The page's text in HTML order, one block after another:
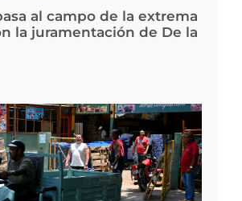
al campo de la extrema
la juramentación de De la